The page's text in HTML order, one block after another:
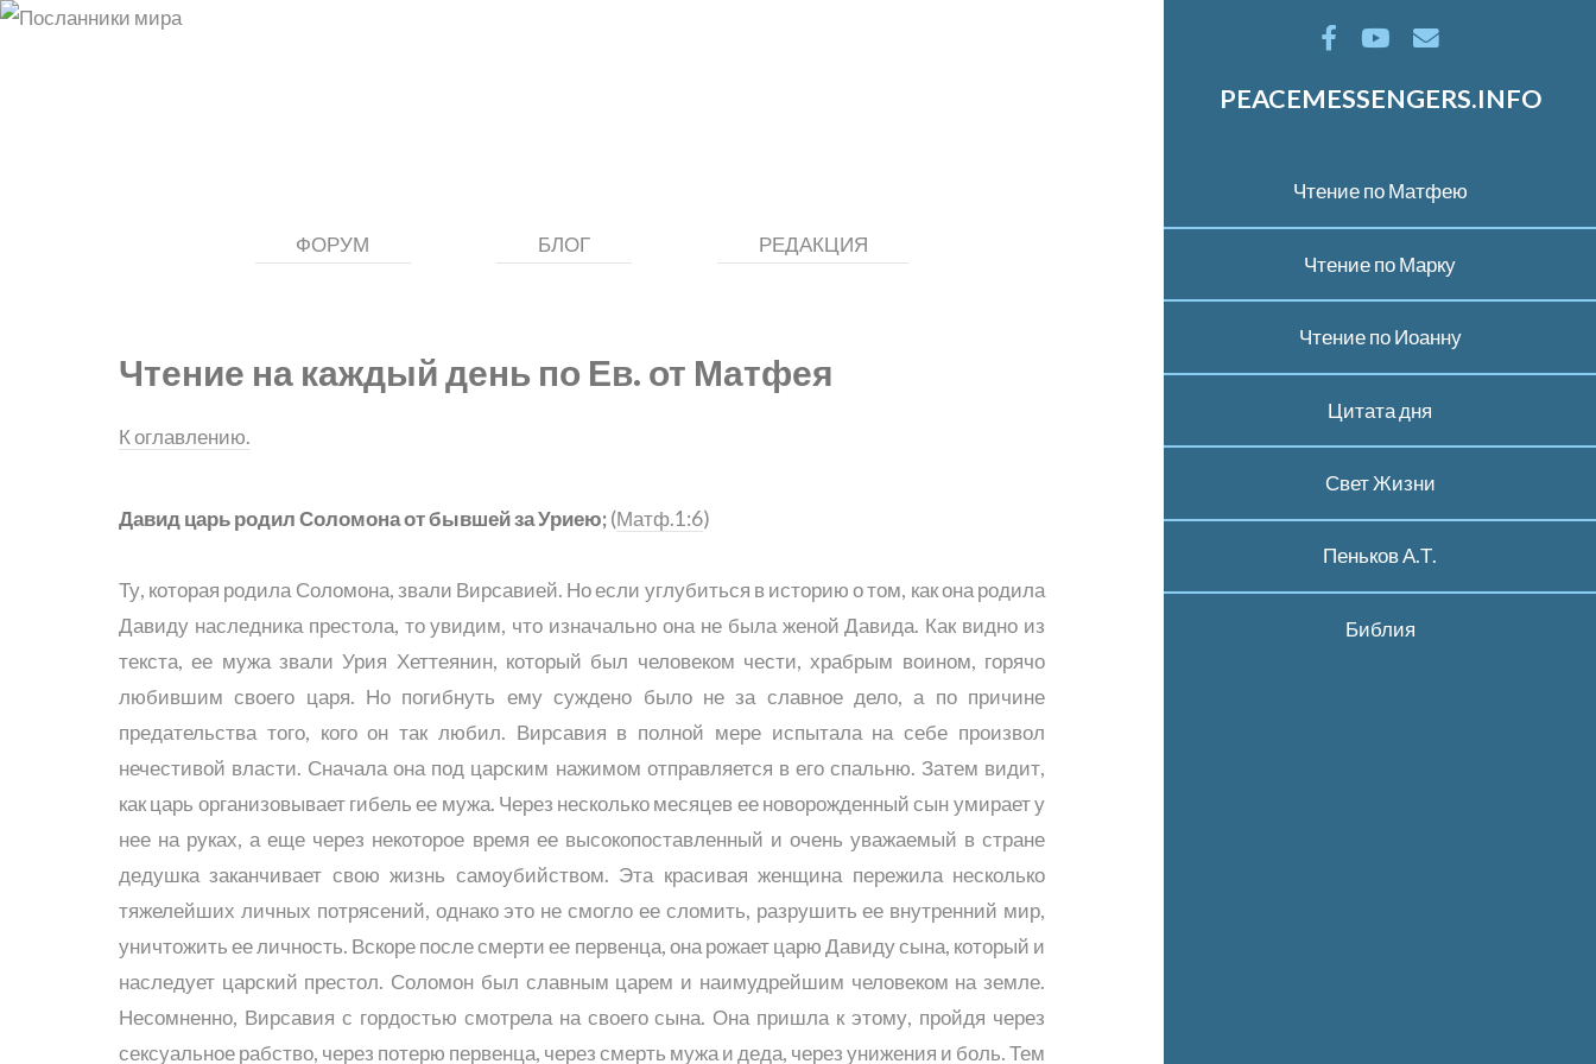
PEACEMESSENGERS.INFO
Чтение по Матфею
Чтение по Марку
Чтение по Иоанну
Цитата дня
Свет Жизни
Пеньков А.Т.
Библия
ФОРУМ БЛОГ РЕДАКЦИЯ
Чтение на каждый день по Ев. от Матфея
К оглавлению.
Давид царь родил Соломона от бывшей за Уриею; (Матф.1:6)
Ту, которая родила Соломона, звали Вирсавией. Но если углубиться в историю о том, как она родила
Давиду наследника престола, то увидим, что изначально она не была женой Давида. Как видно из
текста, ее мужа звали Урия Хеттеянин, который был человеком чести, храбрым воином, горячо
любившим своего царя. Но погибнуть ему суждено было не за славное дело, а по причине
предательства того, кого он так любил. Вирсавия в полной мере испытала на себе произвол
нечестивой власти. Сначала она под царским нажимом отправляется в его спальню. Затем видит,
как царь организовывает гибель ее мужа. Через несколько месяцев ее новорожденный сын умирает у
нее на руках, а еще через некоторое время ее высокопоставленный и очень уважаемый в стране
дедушка заканчивает свою жизнь самоубийством. Эта красивая женщина пережила несколько
тяжелейших личных потрясений, однако это не смогло ее сломить, разрушить ее внутренний мир,
уничтожить ее личность. Вскоре после смерти ее первенца, она рожает царю Давиду сына, который и
наследует царский престол. Соломон был славным царем и наимудрейшим человеком на земле.
Несомненно, Вирсавия с гордостью смотрела на своего сына. Она пришла к этому, пройдя через
сексуальное рабство, через потерю первенца, через смерть мужа и деда, через унижения и боль. Тем